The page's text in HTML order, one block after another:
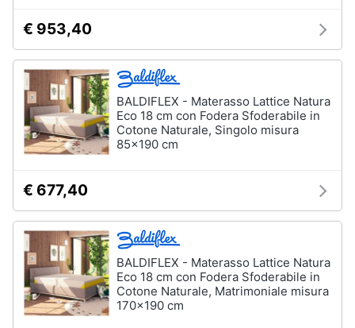
Clima
Arredo
Brico
Giardinaggio
Salute
igiene
Beauty
Vedi
tutti
Camera
da
letto
Materasso
matrimoniale
Letto
matrimoniale
Vedi
tutti
€ 953,40
BALDIFLEX - Materasso Lattice Natura
Eco 18 cm con Fodera Sfoderabile in
Cotone Naturale, Singolo misura
85x190 cm
€ 677,40
BALDIFLEX - Materasso Lattice Natura
Eco 18 cm con Fodera Sfoderabile in
Cotone Naturale, Matrimoniale misura
170x190 cm